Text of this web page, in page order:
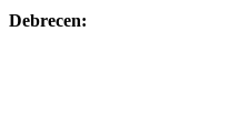
Debrecen: